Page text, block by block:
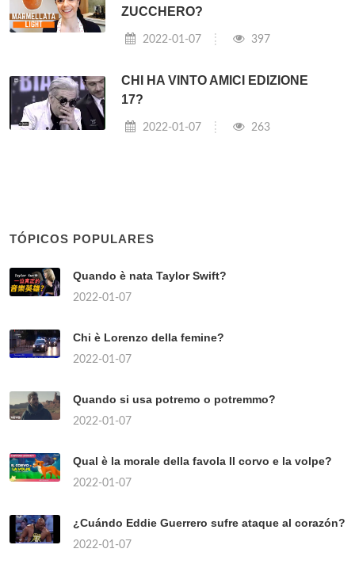
ZUCCHERO?
2022-01-07 397
CHI HA VINTO AMICI EDIZIONE
17?
2022-01-07 263
TÓPICOS POPULARES
Quando è nata Taylor Swift?
2022-01-07
Chi è Lorenzo della femine?
2022-01-07
Quando si usa potremo o potremmo?
2022-01-07
Qual è la morale della favola Il corvo e la volpe?
2022-01-07
¿Cuándo Eddie Guerrero sufre ataque al corazón?
2022-01-07